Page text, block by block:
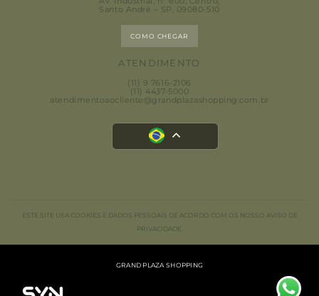
Santo André – SP, 09080-510
COMO CHEGAR
ATENDIMENTO
(11) 9 7616-2106
(11) 4437-5000
atendimentoaocliente@grandplazashopping.com.br
ESTE SITE USA COOKIES E DADOS PESSOAIS DE ACORDO COM OS NOSSO AVISO DE
PRIVACIDADE.
GRAND PLAZA SHOPPING